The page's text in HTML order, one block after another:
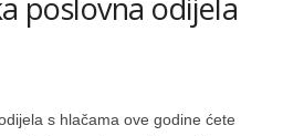
s hlačama ove godine ćete